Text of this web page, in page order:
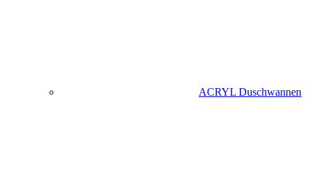
ACRYL Duschwannen